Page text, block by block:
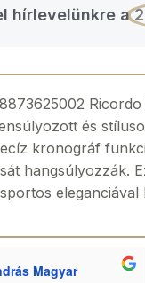
hírlevelünkre a
és
kronográf
hangsúlyozzák.
eleganciával
Magyar